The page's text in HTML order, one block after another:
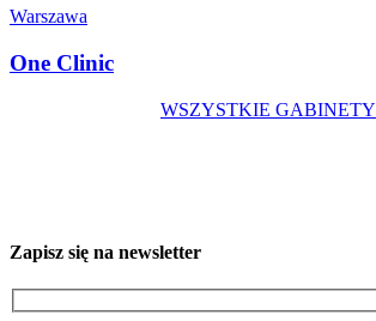
Warszawa
One Clinic
WSZYSTKIE GABINETY
Zapisz się na newsletter